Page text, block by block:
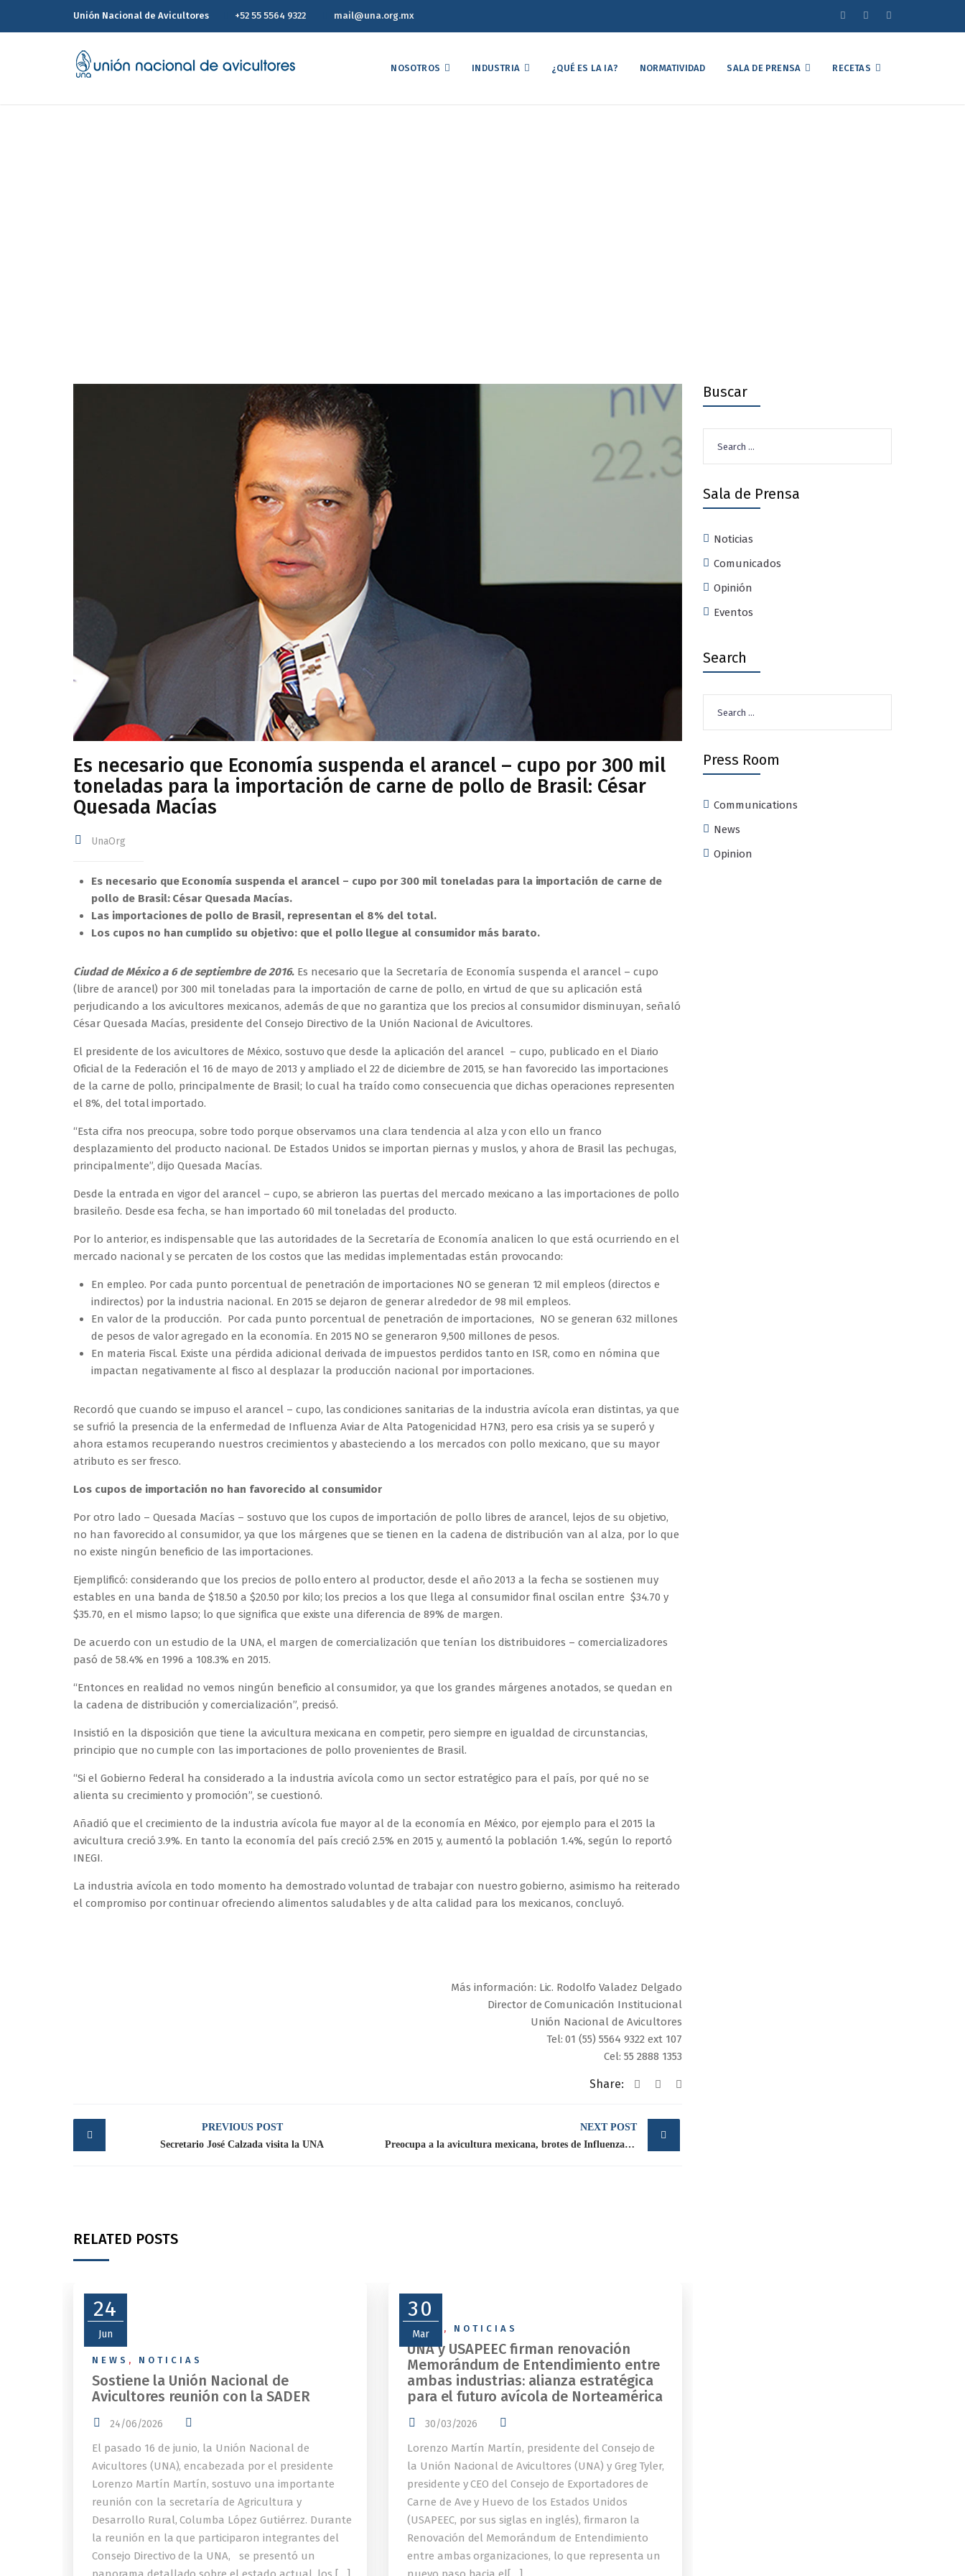
Unión Nacional de Avicultores +52 55 5564 9322 mail@una.org.mx
NOSOTROS INDUSTRIA ¿QUÉ ES LA IA? NORMATIVIDAD SALA DE PRENSA RECETAS
Es necesario que Economía suspenda el arancel – cupo por 300 mil
toneladas para la importación de carne de pollo de Brasil: César
Quesada Macías
UnaOrg
Es necesario que Economía suspenda el arancel – cupo por 300 mil toneladas para la importación de carne de
pollo de Brasil: César Quesada Macías.
Las importaciones de pollo de Brasil, representan el 8% del total.
Los cupos no han cumplido su objetivo: que el pollo llegue al consumidor más barato.
Ciudad de México a 6 de septiembre de 2016.Es necesario que la Secretaría de Economía suspenda el arancel – cupo
(libre de arancel) por 300 mil toneladas para la importación de carne de pollo, en virtud de que su aplicación está
perjudicando a los avicultores mexicanos, además de que no garantiza que los precios al consumidor disminuyan, señaló
César Quesada Macías, presidente del Consejo Directivo de la Unión Nacional de Avicultores.
El presidente de los avicultores de México, sostuvo que desde la aplicación del arancel – cupo, publicado en el Diario
Oficial de la Federación el 16 de mayo de 2013 y ampliado el 22 de diciembre de 2015, se han favorecido las importaciones
de la carne de pollo, principalmente de Brasil; lo cual ha traído como consecuencia que dichas operaciones representen
el 8%, del total importado.
“Esta cifra nos preocupa, sobre todo porque observamos una clara tendencia al alza y con ello un franco
desplazamiento del producto nacional. De Estados Unidos se importan piernas y muslos, y ahora de Brasil las pechugas,
principalmente”, dijo Quesada Macías.
Desde la entrada en vigor del arancel – cupo, se abrieron las puertas del mercado mexicano a las importaciones de pollo
brasileño. Desde esa fecha, se han importado 60 mil toneladas del producto.
Por lo anterior, es indispensable que las autoridades de la Secretaría de Economía analicen lo que está ocurriendo en el
mercado nacional y se percaten de los costos que las medidas implementadas están provocando:
En empleo. Por cada punto porcentual de penetración de importaciones NO se generan 12 mil empleos (directos e
indirectos) por la industria nacional. En 2015 se dejaron de generar alrededor de 98 mil empleos.
En valor de la producción. Por cada punto porcentual de penetración de importaciones, NO se generan 632 millones
de pesos de valor agregado en la economía. En 2015 NO se generaron 9,500 millones de pesos.
En materia Fiscal. Existe una pérdida adicional derivada de impuestos perdidos tanto en ISR, como en nómina que
impactan negativamente al fisco al desplazar la producción nacional por importaciones.
Recordó que cuando se impuso el arancel – cupo, las condiciones sanitarias de la industria avícola eran distintas, ya que
se sufrió la presencia de la enfermedad de Influenza Aviar de Alta Patogenicidad H7N3, pero esa crisis ya se superó y
ahora estamos recuperando nuestros crecimientos y abasteciendo a los mercados con pollo mexicano, que su mayor
atributo es ser fresco.
Los cupos de importación no han favorecido al consumidor
Por otro lado – Quesada Macías – sostuvo que los cupos de importación de pollo libres de arancel, lejos de su objetivo,
no han favorecido al consumidor, ya que los márgenes que se tienen en la cadena de distribución van al alza, por lo que
no existe ningún beneficio de las importaciones.
Ejemplificó: considerando que los precios de pollo entero al productor, desde el año 2013 a la fecha se sostienen muy
estables en una banda de $18.50 a $20.50 por kilo; los precios a los que llega al consumidor final oscilan entre $34.70 y
$35.70, en el mismo lapso; lo que significa que existe una diferencia de 89% de margen.
De acuerdo con un estudio de la UNA, el margen de comercialización que tenían los distribuidores – comercializadores
pasó de 58.4% en 1996 a 108.3% en 2015.
“Entonces en realidad no vemos ningún beneficio al consumidor, ya que los grandes márgenes anotados, se quedan en
la cadena de distribución y comercialización”, precisó.
Insistió en la disposición que tiene la avicultura mexicana en competir, pero siempre en igualdad de circunstancias,
principio que no cumple con las importaciones de pollo provenientes de Brasil.
“Si el Gobierno Federal ha considerado a la industria avícola como un sector estratégico para el país, por qué no se
alienta su crecimiento y promoción”, se cuestionó.
Añadió que el crecimiento de la industria avícola fue mayor al de la economía en México, por ejemplo para el 2015 la
avicultura creció 3.9%. En tanto la economía del país creció 2.5% en 2015 y, aumentó la población 1.4%, según lo reportó
INEGI.
La industria avícola en todo momento ha demostrado voluntad de trabajar con nuestro gobierno, asimismo ha reiterado
el compromiso por continuar ofreciendo alimentos saludables y de alta calidad para los mexicanos, concluyó.
Más información: Lic. Rodolfo Valadez Delgado
Director de Comunicación Institucional
Unión Nacional de Avicultores
Tel: 01 (55) 5564 9322 ext 107
Cel: 55 2888 1353
Share:
Post
navigation
PREVIOUS POST
Secretario José Calzada visita la UNA
NEXT POST
Preocupa a la avicultura mexicana, brotes de Influenza Aviar en Europa y Asia: César Quesada Macías
RELATED POSTS
24
Jun
NEWS , NOTICIAS
Sostiene la Unión Nacional de
Avicultores reunión con la SADER
24/06/2026
El pasado 16 de junio, la Unión Nacional de
Avicultores (UNA), encabezada por el presidente
Lorenzo Martín Martín, sostuvo una importante
reunión con la secretaría de Agricultura y
Desarrollo Rural, Columba López Gutiérrez. Durante
la reunión en la que participaron integrantes del
Consejo Directivo de la UNA, se presentó un
30
Mar
NEWS , NOTICIAS
UNA y USAPEEC firman renovación
Memorándum de Entendimiento entre
ambas industrias: alianza estratégica
para el futuro avícola de Norteamérica
30/03/2026
Lorenzo Martín Martín, presidente del Consejo de
la Unión Nacional de Avicultores (UNA) y Greg Tyler,
presidente y CEO del Consejo de Exportadores de
Carne de Ave y Huevo de los Estados Unidos
(USAPEEC, por sus siglas en inglés), firmaron la
Renovación del Memorándum de Entendimiento
entre ambas organizaciones, lo que representa un
Buscar
for:
Sala de Prensa
Noticias
Comunicados
Opinión
Eventos
Search
for:
Press Room
Communications
News
Opinion